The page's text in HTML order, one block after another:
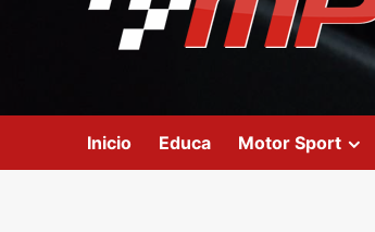
Inicio Educa Motor Sport